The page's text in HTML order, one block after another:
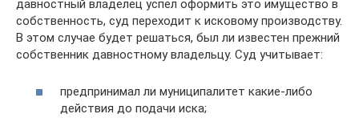
давностный владелец успел оформить это имущество в
собственность, суд переходит к исковому производству.
В этом случае будет решаться, был ли известен прежний
собственник давностному владельцу. Суд учитывает:
предпринимал ли муниципалитет какие-либо
действия до подачи иска;